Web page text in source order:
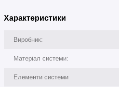
Характеристики
Виробник:
Матеріал системи:
Елементи системи